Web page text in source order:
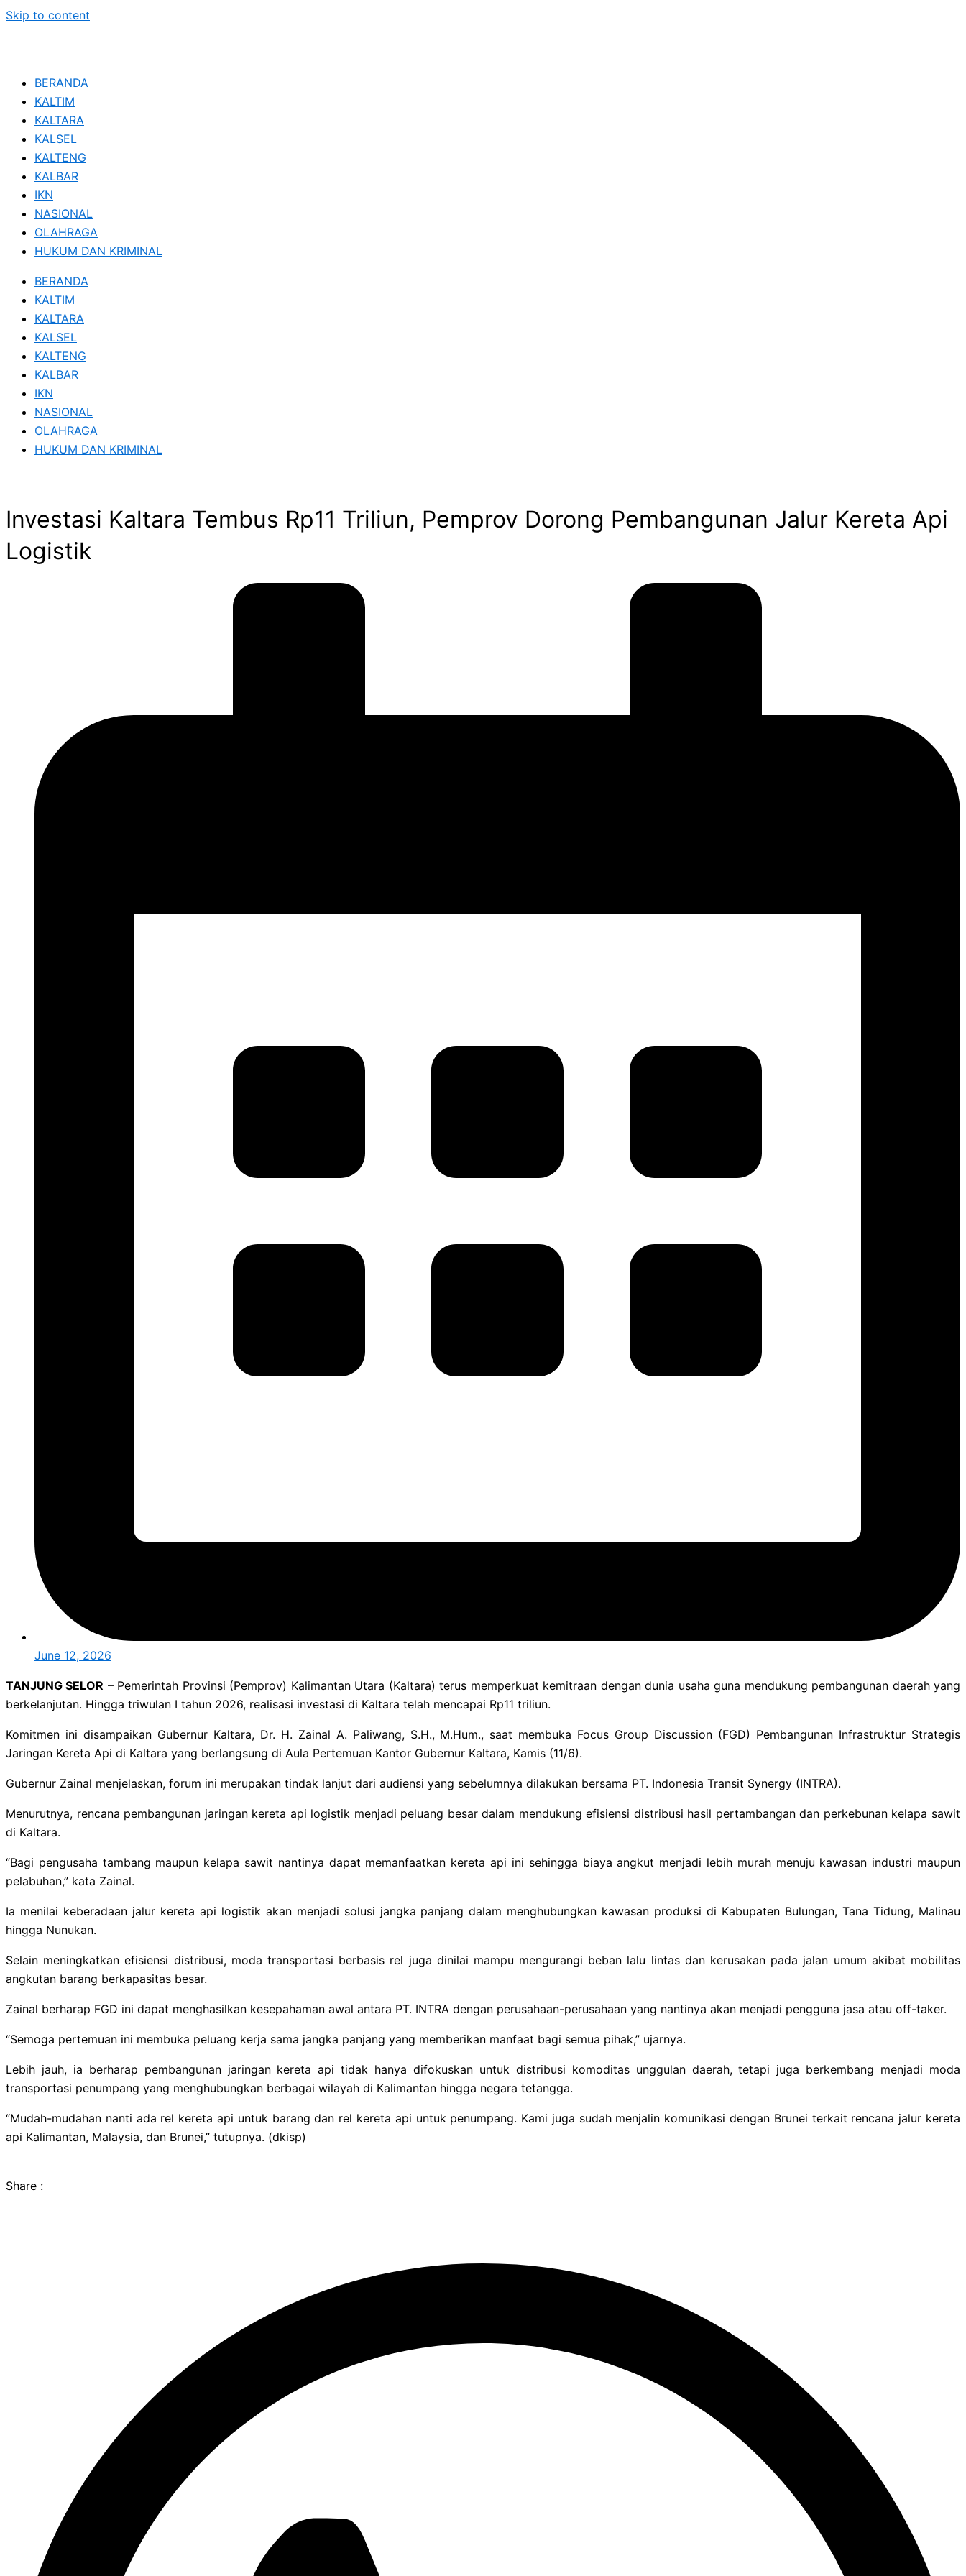
Skip to content
BERANDA
KALTIM
KALTARA
KALSEL
KALTENG
KALBAR
IKN
NASIONAL
OLAHRAGA
HUKUM DAN KRIMINAL
BERANDA
KALTIM
KALTARA
KALSEL
KALTENG
KALBAR
IKN
NASIONAL
OLAHRAGA
HUKUM DAN KRIMINAL
Investasi Kaltara Tembus Rp11 Triliun, Pemprov Dorong Pembangunan Jalur Kereta Api
Logistik
June 12, 2026
TANJUNG SELOR – Pemerintah Provinsi (Pemprov) Kalimantan Utara (Kaltara) terus memperkuat kemitraan dengan dunia usaha guna mendukung pembangunan daerah yang
berkelanjutan. Hingga triwulan I tahun 2026, realisasi investasi di Kaltara telah mencapai Rp11 triliun.
Komitmen ini disampaikan Gubernur Kaltara, Dr. H. Zainal A. Paliwang, S.H., M.Hum., saat membuka Focus Group Discussion (FGD) Pembangunan Infrastruktur Strategis
Jaringan Kereta Api di Kaltara yang berlangsung di Aula Pertemuan Kantor Gubernur Kaltara, Kamis (11/6).
Gubernur Zainal menjelaskan, forum ini merupakan tindak lanjut dari audiensi yang sebelumnya dilakukan bersama PT. Indonesia Transit Synergy (INTRA).
Menurutnya, rencana pembangunan jaringan kereta api logistik menjadi peluang besar dalam mendukung efisiensi distribusi hasil pertambangan dan perkebunan kelapa sawit
di Kaltara.
“Bagi pengusaha tambang maupun kelapa sawit nantinya dapat memanfaatkan kereta api ini sehingga biaya angkut menjadi lebih murah menuju kawasan industri maupun
pelabuhan,” kata Zainal.
Ia menilai keberadaan jalur kereta api logistik akan menjadi solusi jangka panjang dalam menghubungkan kawasan produksi di Kabupaten Bulungan, Tana Tidung, Malinau
hingga Nunukan.
Selain meningkatkan efisiensi distribusi, moda transportasi berbasis rel juga dinilai mampu mengurangi beban lalu lintas dan kerusakan pada jalan umum akibat mobilitas
angkutan barang berkapasitas besar.
Zainal berharap FGD ini dapat menghasilkan kesepahaman awal antara PT. INTRA dengan perusahaan-perusahaan yang nantinya akan menjadi pengguna jasa atau off-taker.
“Semoga pertemuan ini membuka peluang kerja sama jangka panjang yang memberikan manfaat bagi semua pihak,” ujarnya.
Lebih jauh, ia berharap pembangunan jaringan kereta api tidak hanya difokuskan untuk distribusi komoditas unggulan daerah, tetapi juga berkembang menjadi moda
transportasi penumpang yang menghubungkan berbagai wilayah di Kalimantan hingga negara tetangga.
“Mudah-mudahan nanti ada rel kereta api untuk barang dan rel kereta api untuk penumpang. Kami juga sudah menjalin komunikasi dengan Brunei terkait rencana jalur kereta
api Kalimantan, Malaysia, dan Brunei,” tutupnya. (dkisp)
Share :